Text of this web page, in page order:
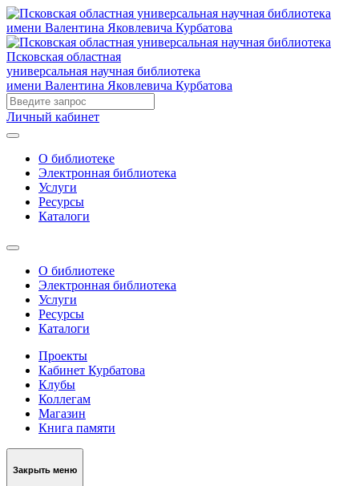
Псковская областная
универсальная научная библиотека
имени Валентина Яковлевича Курбатова
Личный кабинет
О библиотеке
Электронная библиотека
Услуги
Ресурсы
Каталоги
О библиотеке
Электронная библиотека
Услуги
Ресурсы
Каталоги
Проекты
Кабинет Курбатова
Клубы
Коллегам
Магазин
Книга памяти
Закрыть меню